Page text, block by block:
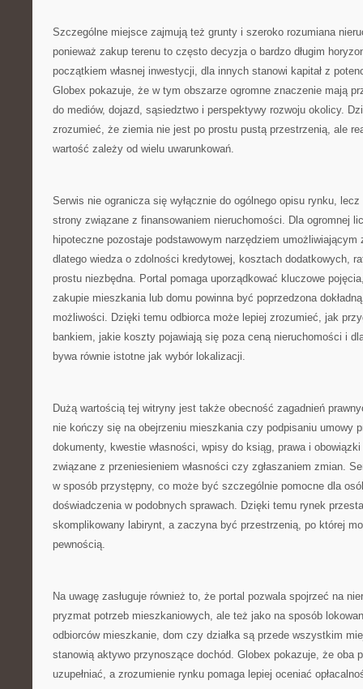
Szczególne miejsce zajmują też grunty i szeroko rozumiana
ponieważ zakup terenu to często decyzja o bardzo długim
początkiem własnej inwestycji, dla innych stanowi kapitał z
Globex pokazuje, że w tym obszarze ogromne znaczenie mają
do mediów, dojazd, sąsiedztwo i perspektywy rozwoju okolicy.
zrozumieć, że ziemia nie jest po prostu pustą przestrzenią, ale
wartość zależy od wielu uwarunkowań.
Serwis nie ogranicza się wyłącznie do ogólnego opisu rynku,
strony związane z finansowaniem nieruchomości. Dla ogromnej
hipoteczne pozostaje podstawowym narzędziem umożliwiającym
dlatego wiedza o zdolności kredytowej, kosztach dodatkowych,
prostu niezbędna. Portal pomaga uporządkować kluczowe
zakupie mieszkania lub domu powinna być poprzedzona
możliwości. Dzięki temu odbiorca może lepiej zrozumieć, jak
bankiem, jakie koszty pojawiają się poza ceną nieruchomości i
bywa równie istotne jak wybór lokalizacji.
Dużą wartością tej witryny jest także obecność zagadnień
nie kończy się na obejrzeniu mieszkania czy podpisaniu umowy
dokumenty, kwestie własności, wpisy do ksiąg, prawa i
związane z przeniesieniem własności czy zgłaszaniem zmian.
w sposób przystępny, co może być szczególnie pomocne dla
doświadczenia w podobnych sprawach. Dzięki temu rynek
skomplikowany labirynt, a zaczyna być przestrzenią, po której
pewnością.
Na uwagę zasługuje również to, że portal pozwala spojrzeć na
pryzmat potrzeb mieszkaniowych, ale też jako na sposób
odbiorców mieszkanie, dom czy działka są przede wszystkim
stanowią aktywo przynoszące dochód. Globex pokazuje, że oba
uzupełniać, a zrozumienie rynku pomaga lepiej oceniać